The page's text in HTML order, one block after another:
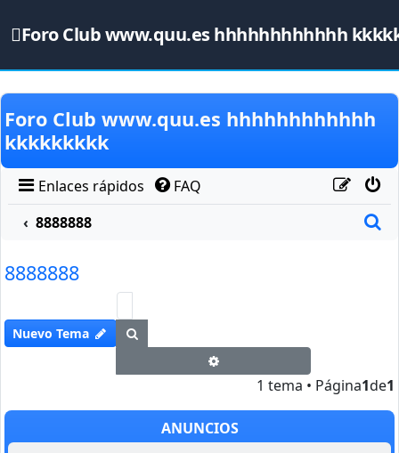
Foro Club www.quu.es hhhhhhhhhhhh
Obviar
Foro Club www.quu.es hhhhhhhhhhhh
kkkkkkkkk
Enlaces rápidos
FAQ
8888888
8888888
Nuevo Tema
1 tema • Página1de1
ANUNCIOS